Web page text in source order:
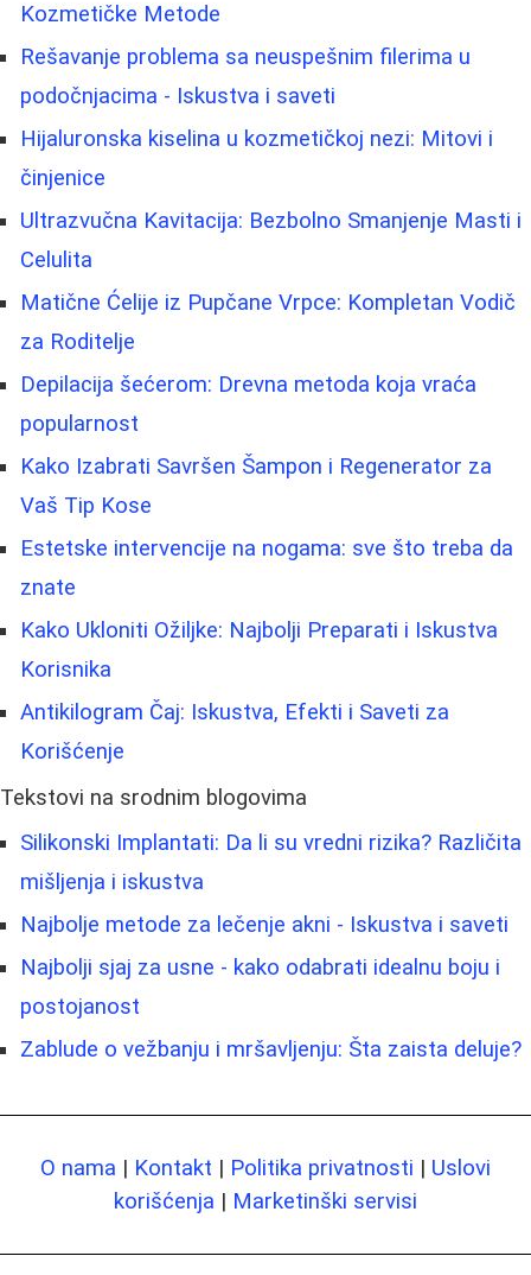
Kozmetičke Metode
Rešavanje problema sa neuspešnim filerima u
podočnjacima - Iskustva i saveti
Hijaluronska kiselina u kozmetičkoj nezi: Mitovi i
činjenice
Ultrazvučna Kavitacija: Bezbolno Smanjenje Masti i
Celulita
Matične Ćelije iz Pupčane Vrpce: Kompletan Vodič
za Roditelje
Depilacija šećerom: Drevna metoda koja vraća
popularnost
Kako Izabrati Savršen Šampon i Regenerator za
Vaš Tip Kose
Estetske intervencije na nogama: sve što treba da
znate
Kako Ukloniti Ožiljke: Najbolji Preparati i Iskustva
Korisnika
Antikilogram Čaj: Iskustva, Efekti i Saveti za
Korišćenje
Tekstovi na srodnim blogovima
Silikonski Implantati: Da li su vredni rizika? Različita
mišljenja i iskustva
Najbolje metode za lečenje akni - Iskustva i saveti
Najbolji sjaj za usne - kako odabrati idealnu boju i
postojanost
Zablude o vežbanju i mršavljenju: Šta zaista deluje?
O nama | Kontakt | Politika privatnosti | Uslovi
korišćenja | Marketinški servisi